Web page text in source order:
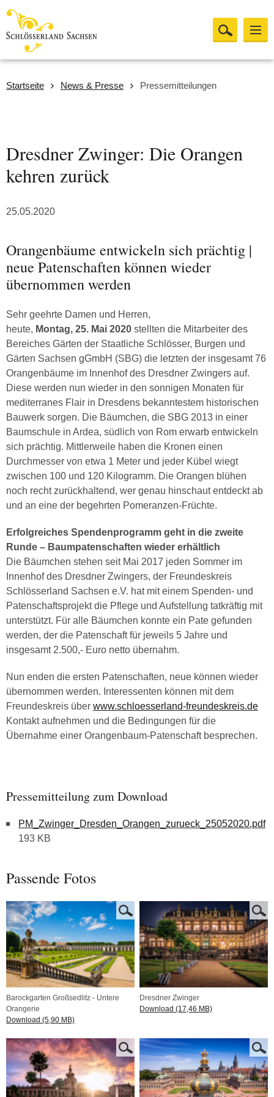
Startseite News & Presse Pressemitteilungen
Dresdner Zwinger: Die Orangen
kehren zurück
25.05.2020
Orangenbäume entwickeln sich prächtig |
neue Patenschaften können wieder
übernommen werden
Sehr geehrte Damen und Herren,
heute, Montag, 25. Mai 2020 stellten die Mitarbeiter des
Bereiches Gärten der Staatliche Schlösser, Burgen und
Gärten Sachsen gGmbH (SBG) die letzten der insgesamt 76
Orangenbäume im Innenhof des Dresdner Zwingers auf.
Diese werden nun wieder in den sonnigen Monaten für
mediterranes Flair in Dresdens bekanntestem historischen
Bauwerk sorgen. Die Bäumchen, die SBG 2013 in einer
Baumschule in Ardea, südlich von Rom erwarb entwickeln
sich prächtig. Mittlerweile haben die Kronen einen
Durchmesser von etwa 1 Meter und jeder Kübel wiegt
zwischen 100 und 120 Kilogramm. Die Orangen blühen
noch recht zurückhaltend, wer genau hinschaut entdeckt ab
und an eine der begehrten Pomeranzen-Früchte.
Erfolgreiches Spendenprogramm geht in die zweite
Runde – Baumpatenschaften wieder erhältlich
Die Bäumchen stehen seit Mai 2017 jeden Sommer im
Innenhof des Dresdner Zwingers, der Freundeskreis
Schlösserland Sachsen e.V. hat mit einem Spenden- und
Patenschaftsprojekt die Pflege und Aufstellung tatkräftig mit
unterstützt. Für alle Bäumchen konnte ein Pate gefunden
werden, der die Patenschaft für jeweils 5 Jahre und
insgesamt 2.500,- Euro netto übernahm.
Nun enden die ersten Patenschaften, neue können wieder
übernommen werden. Interessenten können mit dem
Freundeskreis über www.schloesserland-freundeskreis.de
Kontakt aufnehmen und die Bedingungen für die
Übernahme einer Orangenbaum-Patenschaft besprechen.
Pressemitteilung zum Download
PM_Zwinger_Dresden_Orangen_zurueck_25052020.pdf
193 KB
Passende Fotos
Barockgarten Großsedlitz - Untere
Orangerie
Download (5,90 MB)
Dresdner Zwinger
Download (17,46 MB)